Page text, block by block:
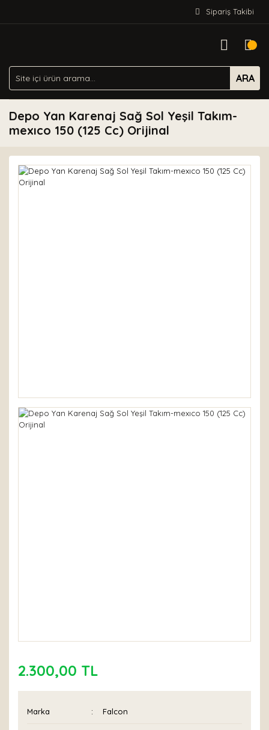
Sipariş Takibi
ARA
Depo Yan Karenaj Sağ Sol Yeşil Takım-
mexıco 150 (125 Cc) Orijinal
2.300,00 TL
Marka Falcon